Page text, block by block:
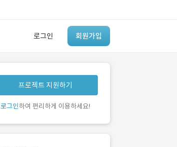
로그인 회원가입
유사사례 검색 AI
‘이런 거’ 만들어본
개발 회사 있어?
프로젝트 지원하기
로그인하여 편리하게 이용하세요!